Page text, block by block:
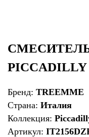
PICCADILLY
Бренд: TREEMME
Страна: Италия
Коллекция:
Артикул: